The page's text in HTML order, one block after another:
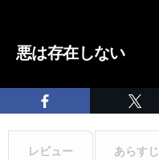
悪は存在しない
レビュー あらすじ